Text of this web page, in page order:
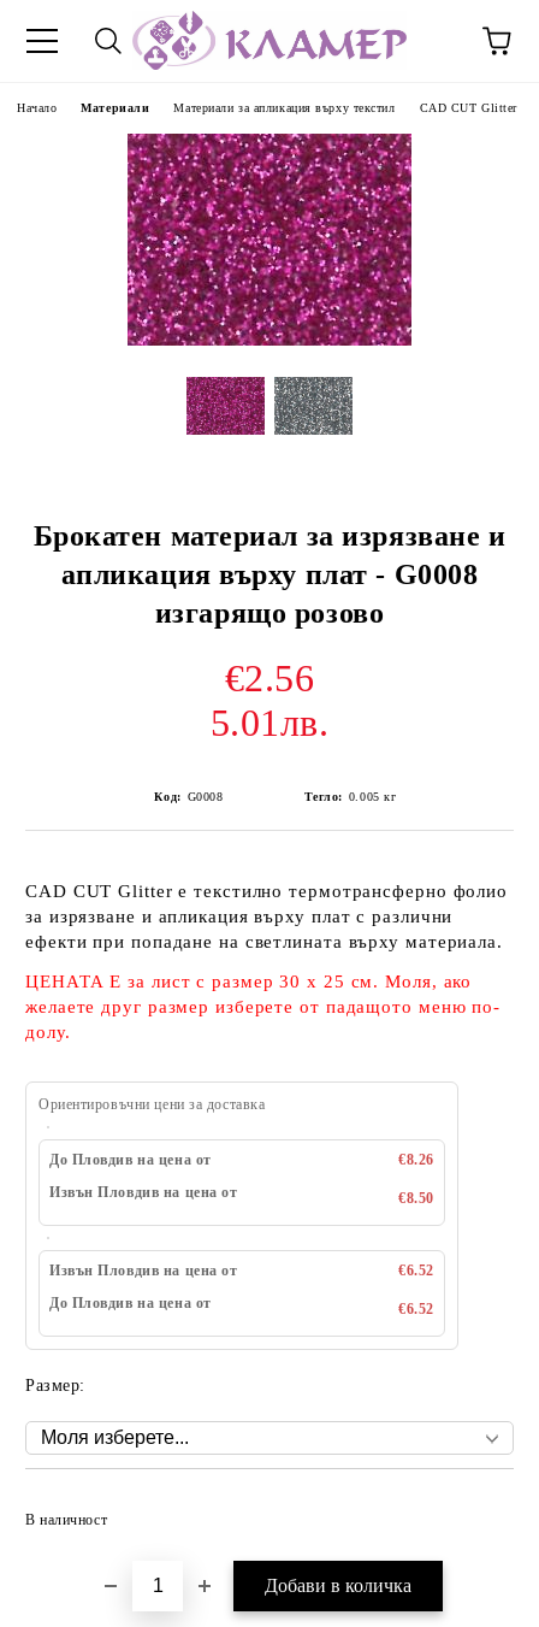
Начало Материали Материали за апликация върху текстил CAD CUT Glitter
Брокатен материал за изрязване и
апликация върху плат - G0008
изгарящо розово
€2.56
5.01лв.
Код: G0008 Тегло: 0.005 кг
CAD CUT Glitter е текстилно термотрансферно фолио
за изрязване и апликация върху плат с различни
ефекти при попадане на светлината върху материала.
ЦЕНАТА Е за лист с размер 30 х 25 см. Моля, ако
желаете друг размер изберете от падащото меню по-
долу.
Ориентировъчни цени за доставка
До Пловдив на цена от
€8.26
Извън Пловдив на цена от
€8.50
Извън Пловдив на цена от
€6.52
До Пловдив на цена от
€6.52
Размер:
В наличност